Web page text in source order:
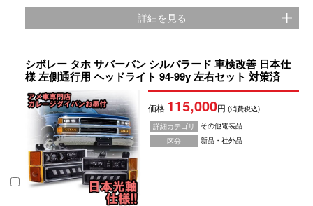
詳細を見る
シボレー タホ サバーバン シルバラード 車検改善 日本仕
様 左側通行用 ヘッドライト 94-99y 左右セット 対策済
価格 115,000円(消費税込)
詳細カテゴリ
その他電装品
区分
新品・社外品